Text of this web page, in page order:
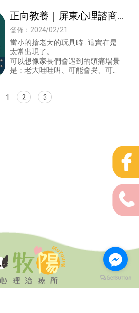
正向教養｜屏東心理諮商
｜高雄心理諮商｜兒童青
少年諮商
發佈：2024/02/21
當小的搶老大的玩具時...這實在是
太常出現了。
可以想像家長們會遇到的頭痛場景
是：老大哇哇叫、可能會哭、可能
各種狀態。
1 2 3